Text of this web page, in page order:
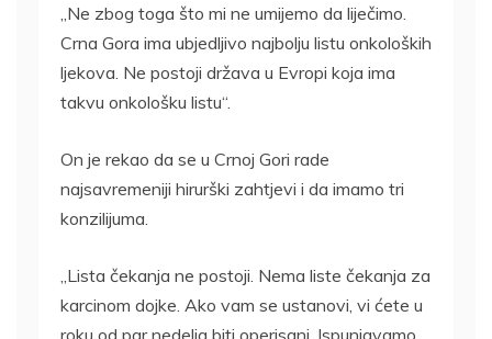
„Ne zbog toga što mi ne umijemo da liječimo.
Crna Gora ima ubjedljivo najbolju listu onkoloških
ljekova. Ne postoji država u Evropi koja ima
takvu onkološku listu“.
On je rekao da se u Crnoj Gori rade
najsavremeniji hirurški zahtjevi i da imamo tri
konzilijuma.
„Lista čekanja ne postoji. Nema liste čekanja za
karcinom dojke. Ako vam se ustanovi, vi ćete u